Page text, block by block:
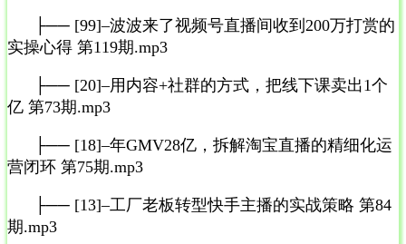
├── [99]–波波来了视频号直播间收到200万打赏的
实操心得 第119期.mp3
├── [20]–用内容+社群的方式，把线下课卖出1个
亿 第73期.mp3
├── [18]–年GMV28亿，拆解淘宝直播的精细化运
营闭环 第75期.mp3
├── [13]–工厂老板转型快手主播的实战策略 第84
期.mp3